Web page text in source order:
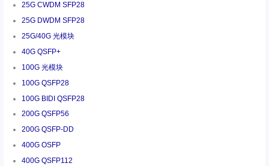
25G CWDM SFP28
25G DWDM SFP28
25G/40G 光模块
40G QSFP+
100G 光模块
100G QSFP28
100G BIDI QSFP28
200G QSFP56
200G QSFP-DD
400G OSFP
400G QSFP112